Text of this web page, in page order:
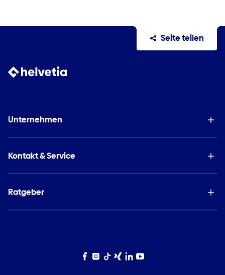
Seite teilen
Unternehmen
Kontakt & Service
Ratgeber
Facebook
Instagram
TikTokXingLinkedIn
YouTube